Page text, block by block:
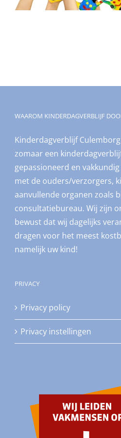
WAAROM KINDERDAGVERBLIJF
Kinderdagverblijf
zomaar een
gepassioneerd en
met de ouders/verzorgers,
aanvullende organen zoals
consultatiebureau. Wij zijn
bewust dat wij dagelijks
dragen voor het meest
namelijk uw kind!
PRIVACY
Privacy policy
Privacy instellingen